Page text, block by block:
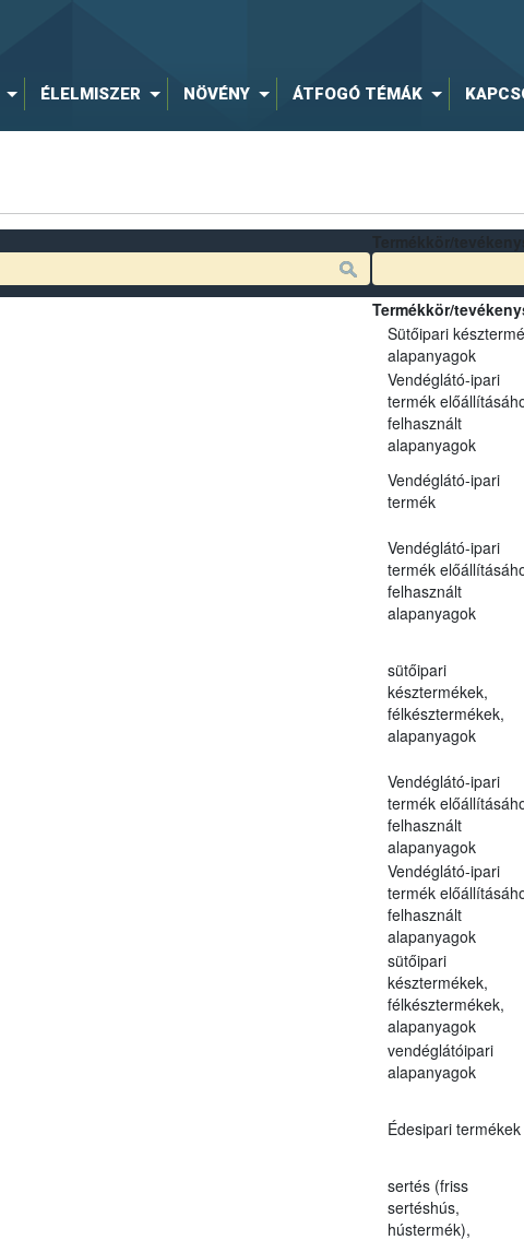
ÉLELMISZER NÖVÉNY ÁTFOGÓ TÉMÁK
Termékkör/
Sütőipari
alapanyagok
Vendéglátó-ipari
termék
felhasznált
alapanyagok
Vendéglátó-ipari
termék
Vendéglátó-ipari
termék
felhasznált
alapanyagok
sütőipari
késztermékek,
félkésztermékek,
alapanyagok
Vendéglátó-ipari
termék
felhasznált
alapanyagok
Vendéglátó-ipari
termék
felhasznált
alapanyagok
sütőipari
késztermékek,
félkésztermékek,
alapanyagok
vendéglátóipari
alapanyagok
Édesipari termékek
sertés (friss
sertéshús,
hústermék),